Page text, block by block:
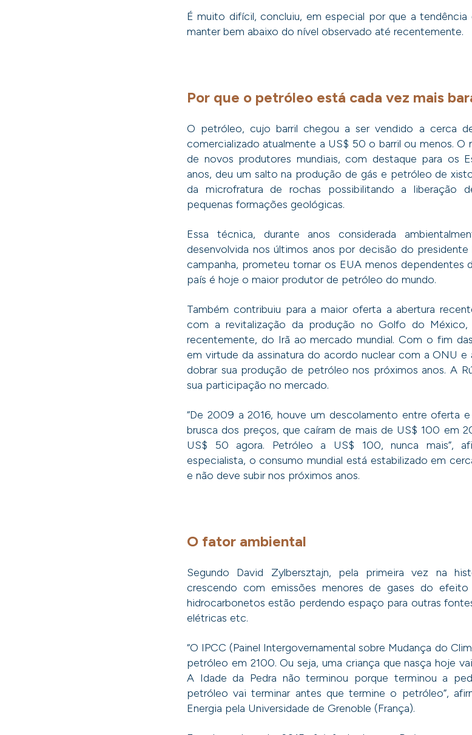
É muito difícil, concluiu, em especial por que a
manter bem abaixo do nível observado até recentemente.
Por que o petróleo está cada vez mais
O petróleo, cujo barril chegou a ser vendido a cerca
comercializado atualmente a US$ 50 o barril ou menos.
de novos produtores mundiais, com destaque para os
anos, deu um salto na produção de gás e petróleo de
da microfratura de rochas possibilitando a liberação
pequenas formações geológicas.
Essa técnica, durante anos considerada
desenvolvida nos últimos anos por decisão do presidente
campanha, prometeu tornar os EUA menos
país é hoje o maior produtor de petróleo do mundo.
Também contribuiu para a maior oferta a abertura
com a revitalização da produção no Golfo do
recentemente, do Irã ao mercado mundial. Com o fim
em virtude da assinatura do acordo nuclear com a ONU
dobrar sua produção de petróleo nos próximos anos. A
sua participação no mercado.
“De 2009 a 2016, houve um descolamento entre oferta
brusca dos preços, que caíram de mais de US$ 100 em
US$ 50 agora. Petróleo a US$ 100, nunca mais”,
especialista, o consumo mundial está estabilizado em
e não deve subir nos próximos anos.
O fator ambiental
Segundo David Zylbersztajn, pela primeira vez na
crescendo com emissões menores de gases do
hidrocarbonetos estão perdendo espaço para outras
elétricas etc.
“O IPCC (Painel Intergovernamental sobre Mudança do
petróleo em 2100. Ou seja, uma criança que nasça hoje
A Idade da Pedra não terminou porque terminou a
petróleo vai terminar antes que termine o petróleo”,
Energia pela Universidade de Grenoble (França).